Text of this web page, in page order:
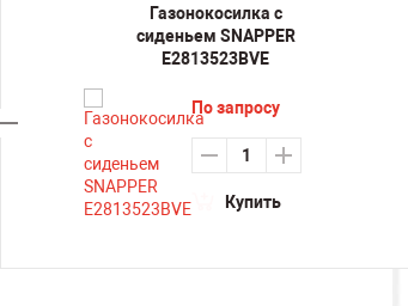
Газонокосилка с
сиденьем SNAPPER
E2813523BVE
По запросу
Купить